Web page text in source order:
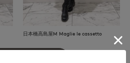
日本橋高島屋M Maglie le cassetto